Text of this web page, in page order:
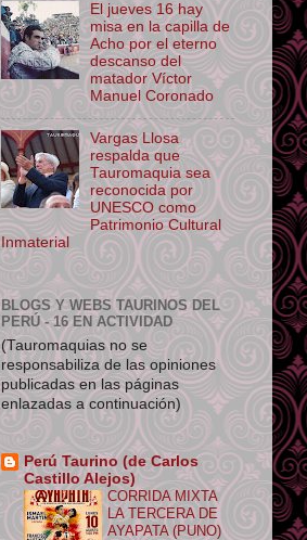
El jueves 16 hay
misa en la capilla de
Acho por el eterno
descanso del
matador Víctor
Manuel Coronado
Vargas Llosa
respalda que
Tauromaquia sea
reconocida por
UNESCO como
Patrimonio Cultural
Inmaterial
BLOGS Y WEBS TAURINOS DEL
PERÚ - 16 EN ACTIVIDAD
(Tauromaquias no se
responsabiliza de las opiniones
publicadas en las páginas
enlazadas a continuación)
Perú Taurino (de Carlos
Castillo Alejos)
CORRIDA MIXTA
LA TERCERA DE
AYAPATA (PUNO)